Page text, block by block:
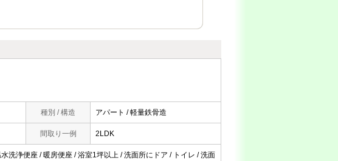
種別 / 構造 アパート / 軽量鉄骨造
間取り一例 2LDK
洗浄便座 / 暖房便座 / 浴室1坪以上 / 洗面所にドア / トイレ / 洗面